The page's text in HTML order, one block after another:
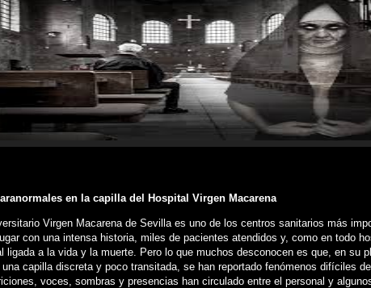
en la capilla del Hospital Virgen Macarena
Virgen Macarena de Sevilla es uno de los centros sanitarios más
con una intensa historia, miles de pacientes atendidos y, como en todo
ligada a la vida y la muerte. Pero lo que muchos desconocen es que, en su
capilla discreta y poco transitada, se han reportado fenómenos difíciles
voces, sombras y presencias han circulado entre el personal y